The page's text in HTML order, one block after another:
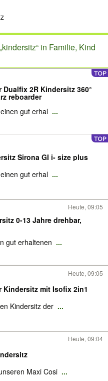
„kindersitz“ in Familie, Kind
Dualfix 2R Kindersitz 360°
reboarder
gut erhal ...
Sirona GI i- size plus
gut erhal ...
Heute, 09:05
0-13 Jahre drehbar,
gut erhaltenen ...
Heute, 09:05
Kindersitz mit Isofix 2in1
Kindersitz der ...
Heute, 09:04
Maxi Cosi ...